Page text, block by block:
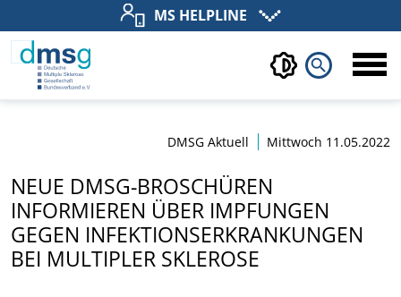
MS HELPLINE
search
DMSG Aktuell Mittwoch 11.05.2022
NEUE DMSG-BROSCHÜREN
INFORMIEREN ÜBER IMPFUNGEN
GEGEN INFEKTIONSERKRANKUNGEN
BEI MULTIPLER SKLEROSE